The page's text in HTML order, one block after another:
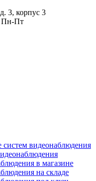
3, корпус 3
Пн-Пт
видеонаблюдения
в магазине
на складе